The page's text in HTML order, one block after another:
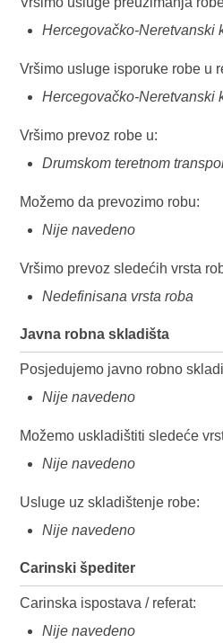
Hercegovačko-Neretvanski
Vršimo usluge isporuke robe u
Hercegovačko-Neretvanski
Vršimo prevoz robe u:
Drumskom teretnom
Možemo da prevozimo robu:
Nije navedeno
Vršimo prevoz sledećih vrsta
Nedefinisana vrsta roba
Javna robna skladišta
Posjedujemo javno robno
Nije navedeno
Možemo uskladištiti sledeće
Nije navedeno
Usluge uz skladištenje robe:
Nije navedeno
Carinski špediter
Carinska ispostava / referat:
Nije navedeno